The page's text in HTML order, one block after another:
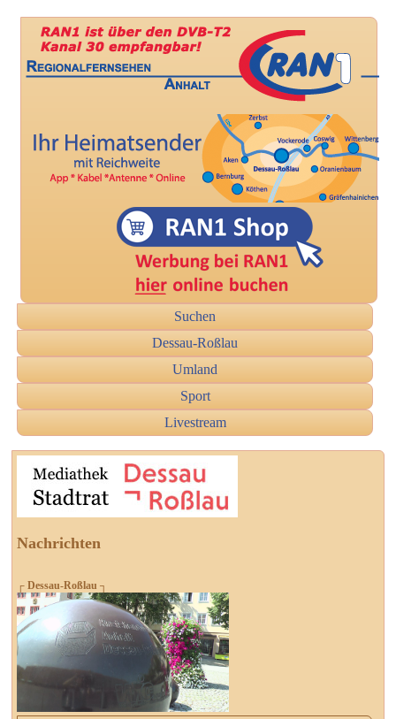
Suchen
Dessau-Roßlau
Umland
Sport
Livestream
Nachrichten
┌ Dessau-Roßlau ┐